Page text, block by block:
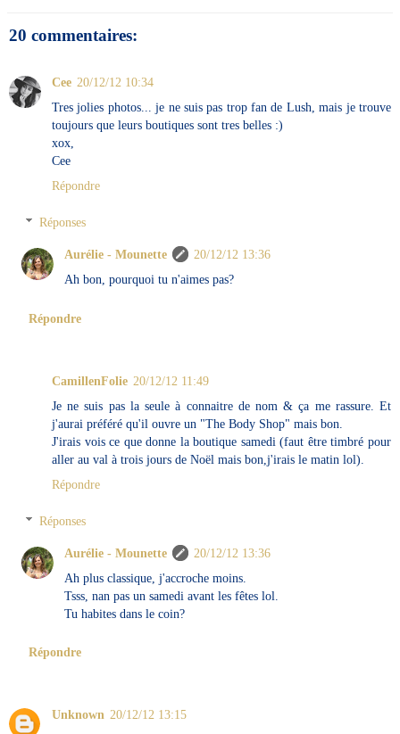
20 commentaires:
Cee 20/12/12 10:34
Tres jolies photos... je ne suis pas trop fan de Lush, mais je trouve
toujours que leurs boutiques sont tres belles :)
xox,
Cee
Répondre
Réponses
Aurélie - Mounette
20/12/12 13:36
Ah bon, pourquoi tu n'aimes pas?
Répondre
CamillenFolie 20/12/12 11:49
Je ne suis pas la seule à connaitre de nom & ça me rassure. Et
j'aurai préféré qu'il ouvre un "The Body Shop" mais bon.
J'irais vois ce que donne la boutique samedi (faut être timbré pour
aller au val à trois jours de Noël mais bon,j'irais le matin lol).
Répondre
Réponses
Aurélie - Mounette
20/12/12 13:36
Ah plus classique, j'accroche moins.
Tsss, nan pas un samedi avant les fêtes lol.
Tu habites dans le coin?
Répondre
Unknown 20/12/12 13:15